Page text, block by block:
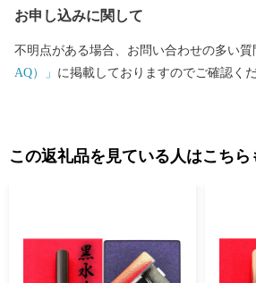
お申し込みに関して
不明点がある場合、お問い合わせの多い質
AQ）」 に掲載しておりますのでご確認くだ
この返礼品を見ている人はこちら